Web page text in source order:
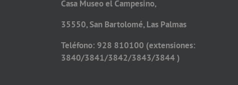
Casa Museo el Campesino,
35550, San Bartolomé, Las Palmas
Teléfono: 928 810100 (extensiones:
3840/3841/3842/3843/3844 )